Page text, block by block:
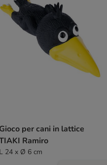
Gioco per cani in lattice
Ramiro
L 24 x Ø 6 cm